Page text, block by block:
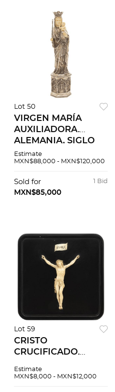
Lot 50
VIRGEN MARÍA
AUXILIADORA.
ALEMANIA, SIGLO
XIX. Elaborada en
marfil y plata
Peso total: 1,470.3 g.
Estimate
MXN$88,000 - MXN$120,000
1 Bid
Sold for
MXN$85,000
Lot 59
CRISTO
CRUCIFICADO.
Talla en hueso y
Estimate
MXN$8,000 - MXN$12,000